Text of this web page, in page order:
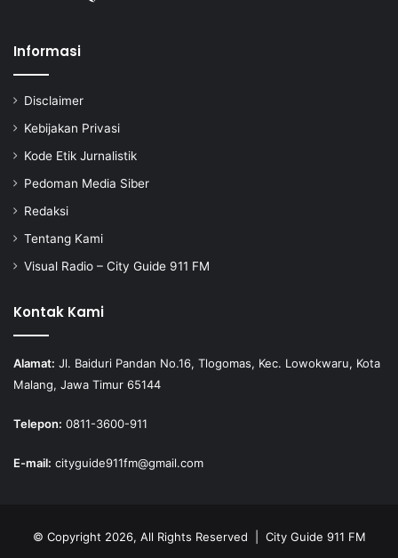
Informasi
Disclaimer
Kebijakan Privasi
Kode Etik Jurnalistik
Pedoman Media Siber
Redaksi
Tentang Kami
Visual Radio – City Guide 911 FM
Kontak Kami
Alamat: Jl. Baiduri Pandan No.16, Tlogomas, Kec. Lowokwaru, Kota
Malang, Jawa Timur 65144
Telepon: 0811-3600-911
E-mail: cityguide911fm@gmail.com
© Copyright 2026, All Rights Reserved | City Guide 911 FM